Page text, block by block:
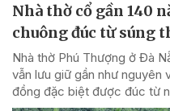
Nhà thờ cổ gần 140
chuông đúc từ súng
Nhà thờ Phú Thượng ở Đà
vẫn lưu giữ gần như nguyên
đồng đặc biệt được đúc từ